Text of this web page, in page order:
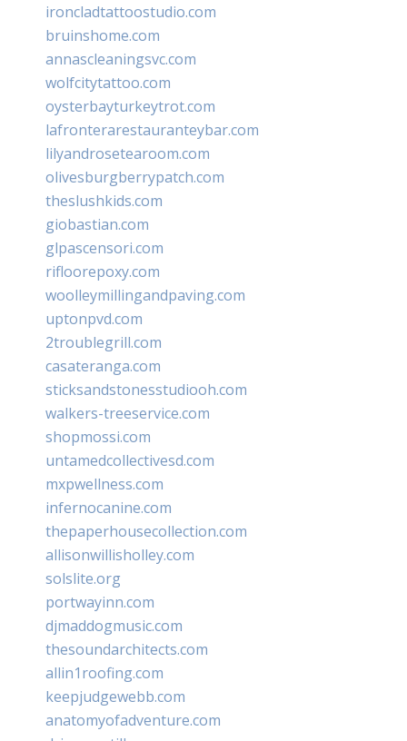
ironcladtattoostudio.com
bruinshome.com
annascleaningsvc.com
wolfcitytattoo.com
oysterbayturkeytrot.com
lafronterarestauranteybar.com
lilyandrosetearoom.com
olivesburgberrypatch.com
theslushkids.com
giobastian.com
glpascensori.com
rifloorepoxy.com
woolleymillingandpaving.com
uptonpvd.com
2troublegrill.com
casateranga.com
sticksandstonesstudiooh.com
walkers-treeservice.com
shopmossi.com
untamedcollectivesd.com
mxpwellness.com
infernocanine.com
thepaperhousecollection.com
allisonwillisholley.com
solslite.org
portwayinn.com
djmaddogmusic.com
thesoundarchitects.com
allin1roofing.com
keepjudgewebb.com
anatomyofadventure.com